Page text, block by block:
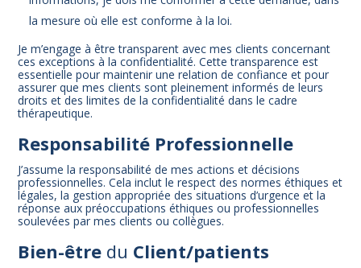
la mesure où elle est conforme à la loi.
Je m’engage à être transparent avec mes clients concernant
ces exceptions à la confidentialité. Cette transparence est
essentielle pour maintenir une relation de confiance et pour
assurer que mes clients sont pleinement informés de leurs
droits et des limites de la confidentialité dans le cadre
thérapeutique.
Responsabilité Professionnelle
J’assume la responsabilité de mes actions et décisions
professionnelles. Cela inclut le respect des normes éthiques et
légales, la gestion appropriée des situations d’urgence et la
réponse aux préoccupations éthiques ou professionnelles
soulevées par mes clients ou collègues.
Bien-être du Client/patients